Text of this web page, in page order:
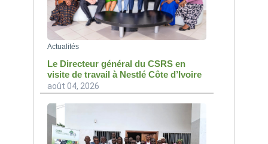
Actualités
Le Directeur général du CSRS en
visite de travail à Nestlé Côte d’Ivoire
août 04, 2026